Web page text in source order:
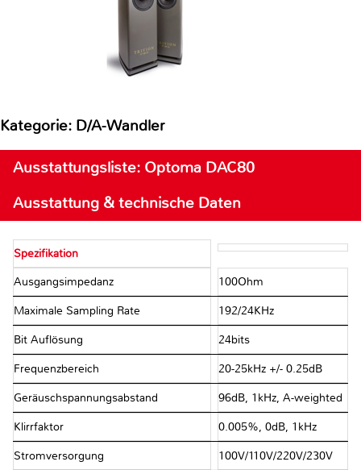
Kategorie: D/A-Wandler
Ausstattungsliste: Optoma DAC80
Ausstattung & technische Daten
Spezifikation
Ausgangsimpedanz 100Ohm
Maximale Sampling Rate 192/24KHz
Bit Auflösung 24bits
Frequenzbereich 20-25kHz +/- 0.25dB
Geräuschspannungsabstand 96dB, 1kHz, A-weighted
Klirrfaktor 0.005%, 0dB, 1kHz
Stromversorgung 100V/110V/220V/230V